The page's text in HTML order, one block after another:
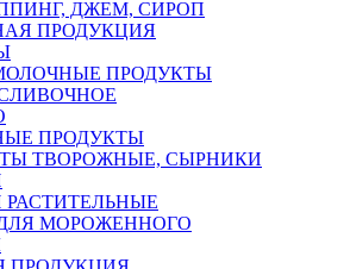
ДЖЕМ, СИРОП
ПРОДУКЦИЯ
ПРОДУКТЫ
ПРОДУКТЫ
ТВОРОЖНЫЕ, СЫРНИКИ
МОРОЖЕННОГО